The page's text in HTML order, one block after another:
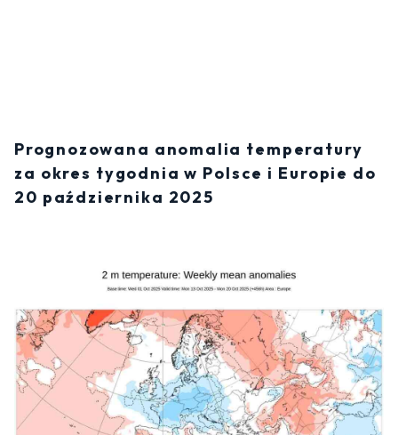
Prognozowana anomalia temperatury
za okres tygodnia w Polsce i Europie do
20 października 2025